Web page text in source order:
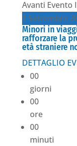
Avanti Evento
1 Settembre
Minori in
rafforzare la
età straniere
DETTAGLIO
00
giorni
00
ore
00
minuti